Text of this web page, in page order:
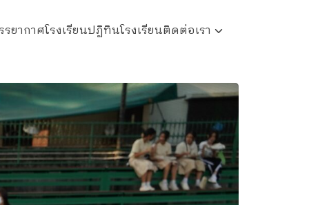
ยากาศโรงเรียนปฏิทินโรงเรียนติดต่อเรา